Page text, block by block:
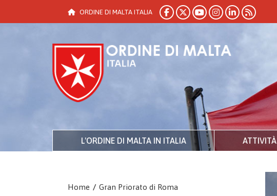
ORDINE DI MALTA ITALIA
L'ORDINE DI MALTA IN ITALIA ATTIVITÀ
Home / Gran Priorato di Roma